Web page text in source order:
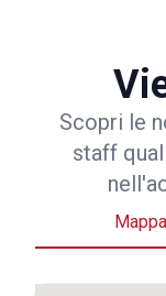
Scopri le
staff
Mappa